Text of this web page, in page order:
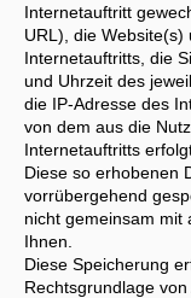
Internetauftritt
URL), die Website(s)
Internetauftritts, die
und Uhrzeit des
die IP-Adresse des
von dem aus die
Internetauftritts
Diese so erhobenen
vorrübergehend
nicht gemeinsam mit
Ihnen.
Diese Speicherung
Rechtsgrundlage